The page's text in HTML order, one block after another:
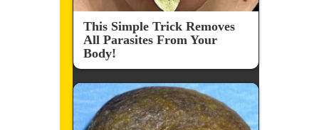
This Simple Trick Removes
All Parasites From Your
Body!